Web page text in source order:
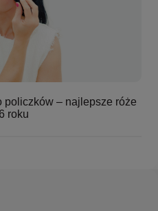
policzków – najlepsze róże
roku